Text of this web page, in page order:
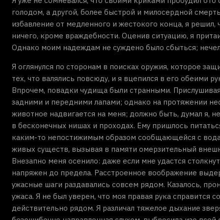
голодом, а другой, более быстрой и милосердной
избавление от медленного и жестокого конца, я
ничего, кроме враждебности. Оценив ситуацию, я
Однако моим надеждам не суждено было сбыться;
Я оглянулся по сторонам в поисках оружия, которое
тех, что валялись повсюду, и я вцепился в его обеими
Впрочем, повадки чудища были странными.
задними и передними лапами; однако на протяжении
животное надвигается на меня; должно быть, думал я,
в бесконечных нишах и проходах. Ему пришлось
каким-то непостижимым образом сообщающейся с
живых существ, вызывая в памяти омерзительный
Внезапно меня осенило: даже если мне удастся
напряжен до предела. Расстроенное воображение
ужасные шаги раздавались совсем рядом. Казалось,
ужаса. Я не был уверен, что моя правая рука
действительно рядом. Я различал тяжелое дыхание